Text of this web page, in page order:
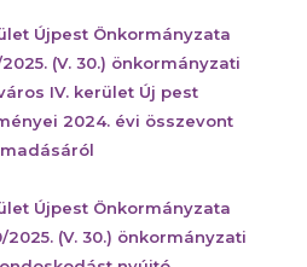
Újpest Önkormányzata
(V. 30.) önkormányzati
IV. kerület Új pest
2024. évi összevont
Újpest Önkormányzata
(V. 30.) önkormányzati